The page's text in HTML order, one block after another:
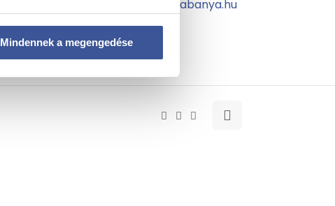
Mindennek a megengedése
info@gyogyaszoktatabanya.hu